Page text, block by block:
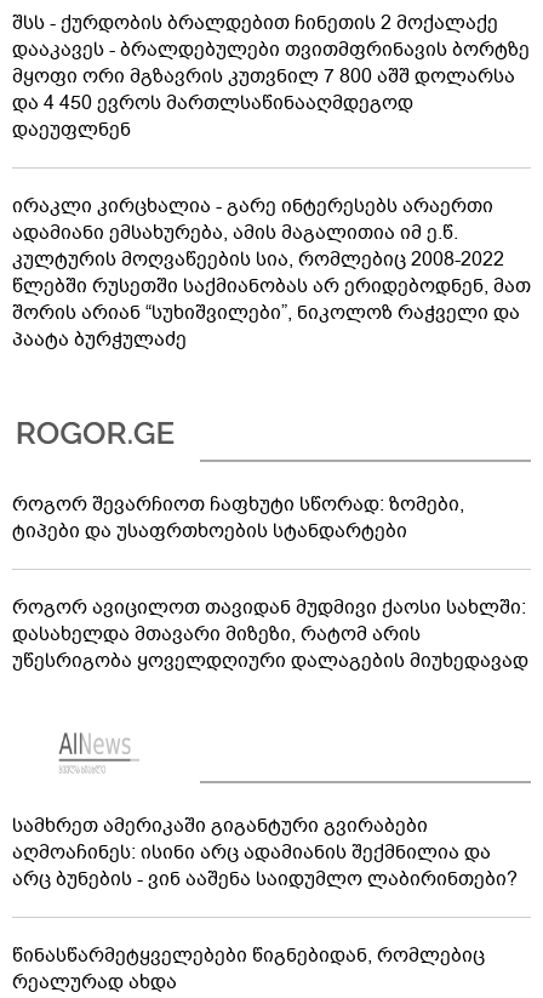
შსს - ქურდობის ბრალდებით ჩინეთის 2 მოქალაქე
დააკავეს - ბრალდებულები თვითმფრინავის ბორტზე
მყოფი ორი მგზავრის კუთვნილ 7 800 აშშ დოლარსა
და 4 450 ევროს მართლსაწინააღმდეგოდ
დაეუფლნენ
ირაკლი კირცხალია - გარე ინტერესებს არაერთი
ადამიანი ემსახურება, ამის მაგალითია იმ ე.წ.
კულტურის მოღვაწეების სია, რომლებიც 2008-2022
წლებში რუსეთში საქმიანობას არ ერიდებოდნენ, მათ
შორის არიან “სუხიშვილები”, ნიკოლოზ რაჭველი და
პაატა ბურჭულაძე
როგორ შევარჩიოთ ჩაფხუტი სწორად: ზომები,
ტიპები და უსაფრთხოების სტანდარტები
როგორ ავიცილოთ თავიდან მუდმივი ქაოსი სახლში:
დასახელდა მთავარი მიზეზი, რატომ არის
უწესრიგობა ყოველდღიური დალაგების მიუხედავად
სამხრეთ ამერიკაში გიგანტური გვირაბები
აღმოაჩინეს: ისინი არც ადამიანის შექმნილია და
არც ბუნების - ვინ ააშენა საიდუმლო ლაბირინთები?
წინასწარმეტყველებები წიგნებიდან, რომლებიც
რეალურად ახდა